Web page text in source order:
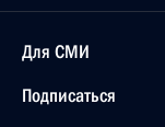
Для СМИ
Подписаться